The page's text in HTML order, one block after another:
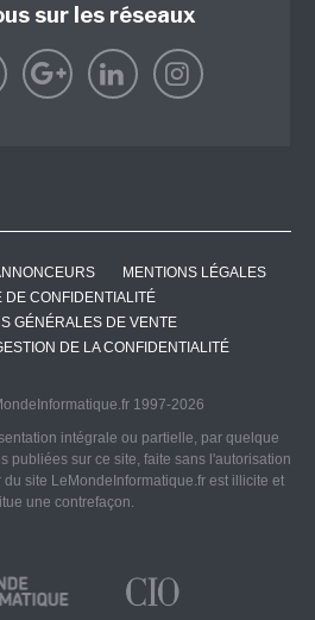
sur les réseaux
MENTIONS LÉGALES
DE CONFIDENTIALITÉ
GÉNÉRALES DE VENTE
DE LA CONFIDENTIALITÉ
1997-2026
intégrale ou partielle, par quelque
publiées sur ce site, faite sans l'autorisation
site LeMondeInformatique.fr est illicite et
une contrefaçon.